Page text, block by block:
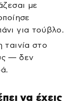
με
για τούβλο.
ταινία στο
— δεν
να έχεις